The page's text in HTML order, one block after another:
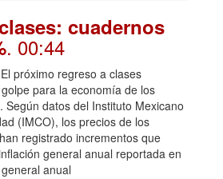
cuadernos
. 00:44
próximo regreso a clases
para la economía de los
Según datos del Instituto Mexicano
(IMCO), los precios de los
registrado incrementos que
general anual reportada en
anual